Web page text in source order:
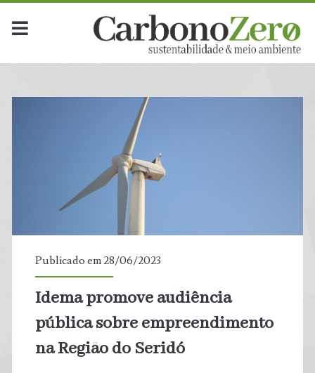
Publicado em 28/06/2023
Idema promove audiência
pública sobre empreendimento
na Região do Seridó